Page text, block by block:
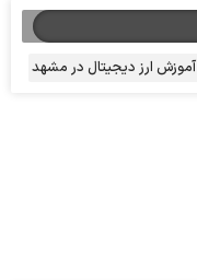
آموزش ارز دیجیتال در مشهد